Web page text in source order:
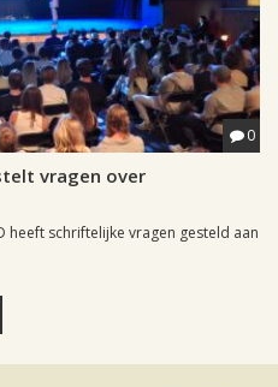
0
vragen over
heeft schriftelijke vragen gesteld aan